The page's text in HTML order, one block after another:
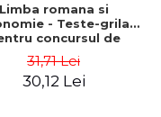
Limba romana si
- Teste-grila
concursul de
Drept + Supliment
- Anca
31,71 Lei
30,12 Lei